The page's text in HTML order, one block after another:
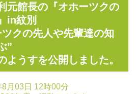
元館長の『オホーツクの
in紋別
ツクの先人や先輩達の知
”
ようすを公開しました。
8月03日 12時00分